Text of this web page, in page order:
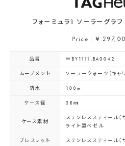
フォーミュラ1 ソーラーグラ
Price : ¥
品番 WBY1111.BA0042
ムーブメント ソーラークォーツ（キ
防水 100m
ケース径 38㎜
ケース素材
ステンレススティール（
ライト製ベゼル
ブレスレット ステンレススティール（